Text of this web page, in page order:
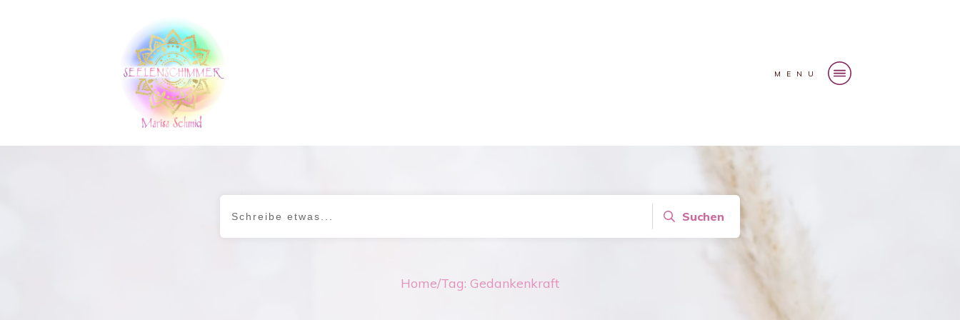
MENU
Suchen
Home/Tag: Gedankenkraft